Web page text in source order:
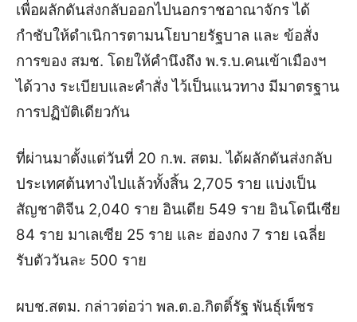
เพื่อผลักดันส่งกลับออกไปนอกราชอาณาจักรได้
กำชับให้ดำเนิการตามนโยบายรัฐบาล และ ข้อสั่ง
การของ สมช. โดยให้คำนึงถึง พ.ร.บ.คนเข้าเมืองฯ
ได้วาง ระเบียบและคำสั่ง ไว้เป็นแนวทาง มีมาตรฐาน
การปฏิบัติเดียวกัน
ที่ผ่านมาตั้งแต่วันที่ 20 ก.พ. สตม. ได้ผลักดันส่งกลับ
ประเทศต้นทางไปแล้วทั้งสิ้น 2,705 ราย แบ่งเป็น
สัญชาติจีน 2,040 ราย อินเดีย 549 ราย อินโดนีเซีย
84 ราย มาเลเซีย 25 ราย และ ฮ่องกง 7 ราย เฉลี่ย
รับตัววันละ 500 ราย
ผบช.สตม. กล่าวต่อว่า พล.ต.อ.กิตติ์รัฐ พันธุ์เพ็ชร